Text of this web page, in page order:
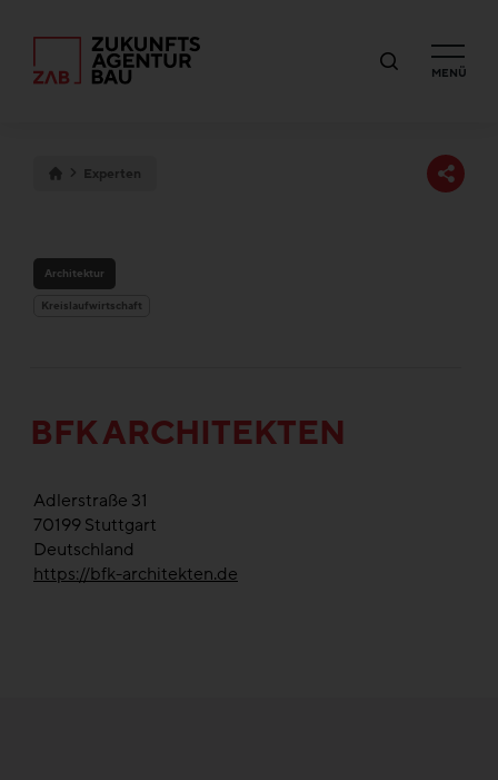
MENÜ
Experten
Architektur
Kreislaufwirtschaft
BFK ARCHITEKTEN
Adlerstraße 31
70199Stuttgart
Deutschland
https://bfk-architekten.de